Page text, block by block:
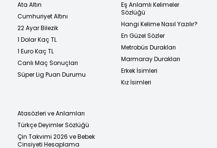
Ata Altın
Cumhuriyet Altını
22 Ayar Bilezik
1 Dolar Kaç TL
1 Euro Kaç TL
Canlı Maç Sonuçları
Süper Lig Puan Durumu
Eş Anlamlı Kelimeler
Sözlüğü
Hangi Kelime Nasıl Yazılır?
En Güzel Sözler
Metrobüs Durakları
Marmaray Durakları
Erkek İsimleri
Kız İsimleri
Atasözleri ve Anlamları
Türkçe Deyimler Sözlüğü
Çin Takvimi 2026 ve Bebek
Cinsiyeti Hesaplama